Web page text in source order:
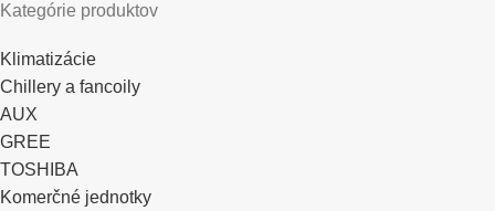
Kategórie produktov
Klimatizácie
Chillery a fancoily
AUX
GREE
TOSHIBA
Komerčné jednotky